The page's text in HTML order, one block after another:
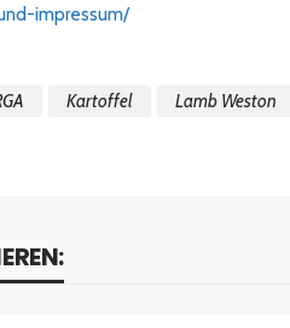
impressum/
Kartoffel Lamb Weston